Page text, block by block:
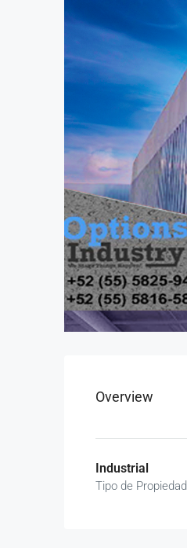
Overview
Industrial
Tipo de Propiedad